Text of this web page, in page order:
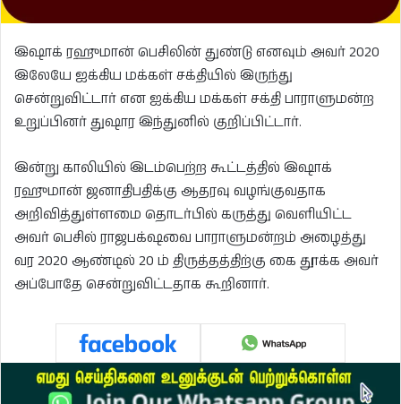
இஷாக் ரஹுமான் பெசிலின் துண்டு எனவும் அவர் 2020
இலேயே ஐக்கிய மக்கள் சக்தியில் இருந்து
சென்றுவிட்டார் என ஐக்கிய மக்கள் சக்தி பாராளுமன்ற
உறுப்பினர் துஷார இந்துனில் குறிப்பிட்டார்.
இன்று காலியில் இடம்பெற்ற கூட்டத்தில் இஷாக்
ரஹுமான் ஜனாதிபதிக்கு ஆதரவு வழங்குவதாக
அறிவித்துள்ளமை தொடர்பில் கருத்து வெளியிட்ட
அவர் பெசில் ராஜபக்‌ஷவை பாராளுமன்றம் அழைத்து
வர 2020 ஆண்டில் 20 ம் திருத்தத்திற்கு கை தூக்க அவர்
அப்போதே சென்றுவிட்டதாக கூறினார்.